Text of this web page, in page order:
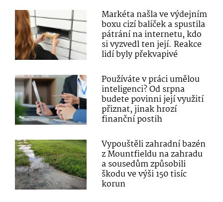
Markéta našla ve výdejním
boxu cizí balíček a spustila
pátrání na internetu, kdo
si vyzvedl ten její. Reakce
lidí byly překvapivé
Používáte v práci umělou
inteligenci? Od srpna
budete povinni její využití
přiznat, jinak hrozí
finanční postih
Vypouštěli zahradní bazén
z Mountfieldu na zahradu
a sousedům způsobili
škodu ve výši 150 tisíc
korun